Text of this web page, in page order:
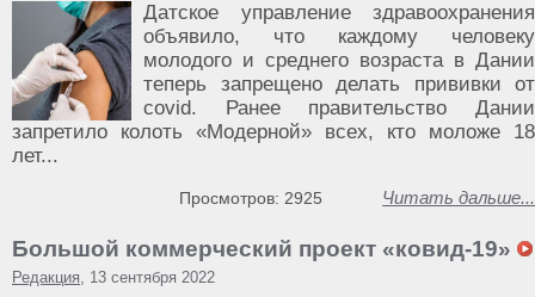
Датское управление здравоохранения
объявило, что каждому человеку
молодого и среднего возраста в Дании
теперь запрещено делать прививки от
covid. Ранее правительство Дании
запретило колоть «Модерной» всех, кто моложе 18
лет...
Читать дальше...
Просмотров: 2925
Большой коммерческий проект «ковид-19»
Редакция, 13 сентября 2022